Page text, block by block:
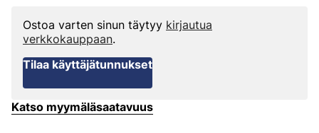
Ostoa varten sinun täytyy kirjautua
verkkokauppaan.
Tilaa käyttäjätunnukset
Katso myymäläsaatavuus